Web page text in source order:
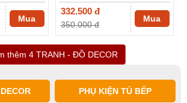
Mua
332.500 đ
350.000 đ
Mua
thêm 4 TRANH - ĐỒ DECOR
PHỤ KIỆN TỦ BẾP